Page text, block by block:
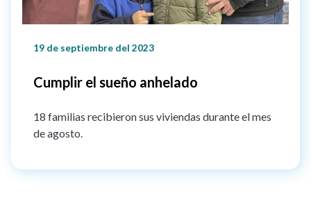
19 de septiembre del 2023
Cumplir el sueño anhelado
18 familias recibieron sus viviendas durante el mes
de agosto.